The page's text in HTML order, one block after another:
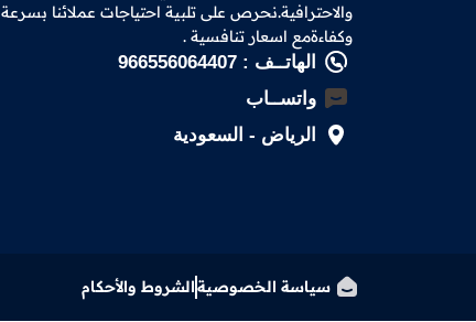
والاحترافية.نحرص على تلبية احتياجات عملائنا بسرعة
وكفاءةمع اسعار تنافسية .
الهاتــف : 966556064407
واتســاب
الرياض - السعودية
سياسة الخصوصيةالشروط والأحكام